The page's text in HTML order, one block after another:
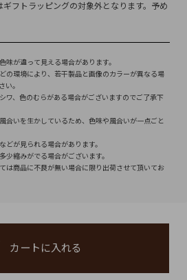
フトラッピングの対象外となります。予め
が違って見える場合があります。
の環境により、若干製品と画像のカラーが異なる場
い。
ワ、色のむらがある場合がございますのでご了承下
合いを生かしているため、色味や風合いが一点ごと
どが見られる場合があります。
縮みがでる場合がございます。
は商品に不良が無い場合に限り出荷させて頂いてお
カートに入れる